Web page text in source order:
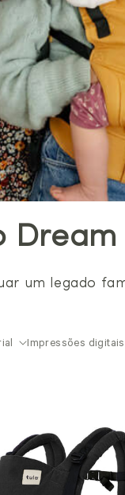
um legado
Impressões digitais